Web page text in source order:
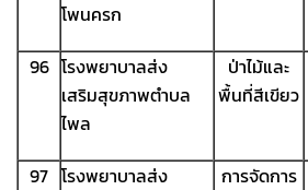
โพนครก
96 โรงพยาบาลส่ง
เสริมสุขภาพตำบล
ไพล
ป่าไม้และ
พื้นที่สีเขียว
97 โรงพยาบาลส่ง
การจัดการ